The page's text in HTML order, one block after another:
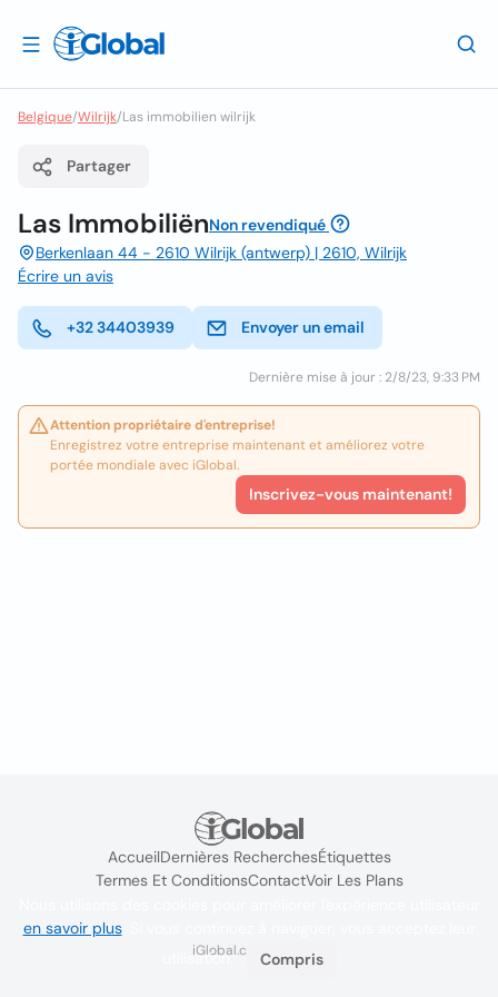
Belgique/Wilrijk/Las immobilien wilrijk
Partager
Las ImmobiliënNon revendiqué
Berkenlaan 44 - 2610 Wilrijk (antwerp) | 2610, Wilrijk
Écrire un avis
+32 34403939 Envoyer un email
Dernière mise à jour : 2/8/23, 9:33 PM
Attention propriétaire d'entreprise!
Enregistrez votre entreprise maintenant et améliorez votre
portée mondiale avec iGlobal.
Inscrivez-vous maintenant!
AccueilDernières RecherchesÉtiquettes
Termes Et ConditionsContactVoir Les Plans
iGlobal.co @ 2024
en savoir plus. Si vous continuez à naviguer, vous acceptez leur
utilisation.
Compris